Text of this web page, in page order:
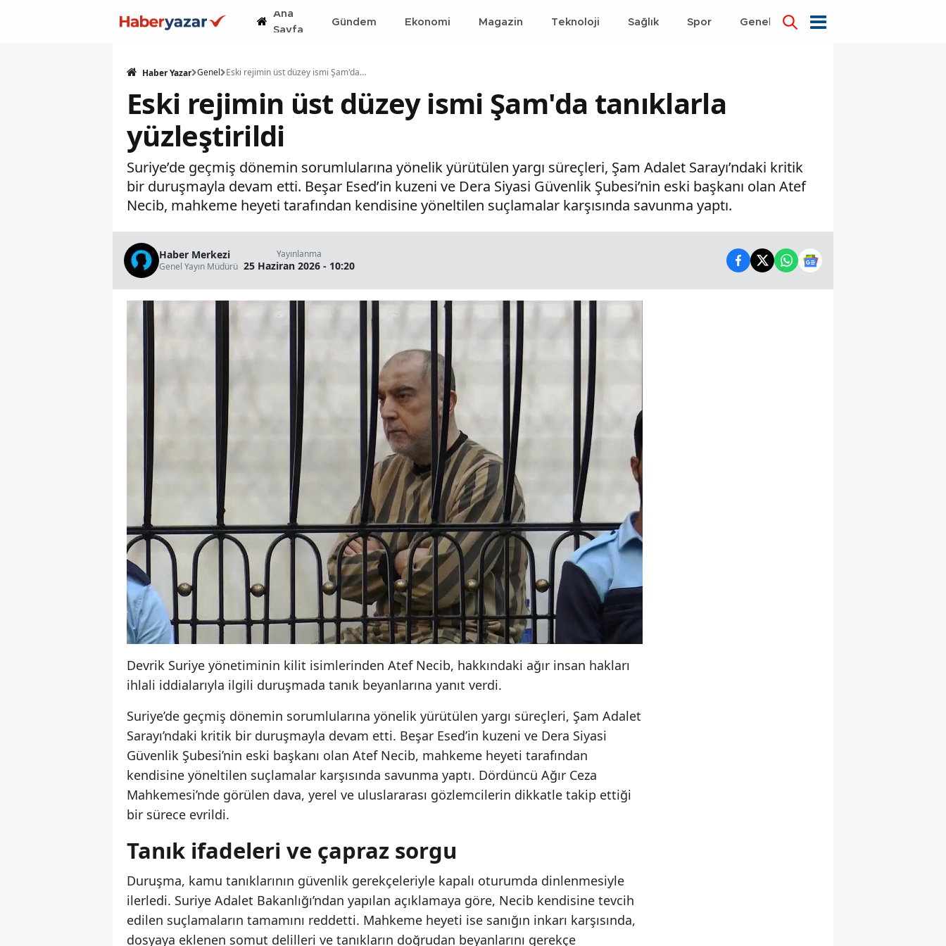
Ana
Sayfa
Gündem Ekonomi Magazin Teknoloji Sağlık Spor Genel Dünya
Haber Yazar Genel Eski rejimin üst düzey ismi Şam'da tanıklarla yüzleştirildi
Eski rejimin üst düzey ismi Şam'da tanıklarla
yüzleştirildi
Suriye’de geçmiş dönemin sorumlularına yönelik yürütülen yargı süreçleri, Şam Adalet Sarayı’ndaki kritik
bir duruşmayla devam etti. Beşar Esed’in kuzeni ve Dera Siyasi Güvenlik Şubesi’nin eski başkanı olan Atef
Necib, mahkeme heyeti tarafından kendisine yöneltilen suçlamalar karşısında savunma yaptı.
Haber Merkezi
Genel Yayın Müdürü
Yayınlanma
25 Haziran 2026 - 10:20
Devrik Suriye yönetiminin kilit isimlerinden Atef Necib, hakkındaki ağır insan hakları
ihlali iddialarıyla ilgili duruşmada tanık beyanlarına yanıt verdi.
Suriye’de geçmiş dönemin sorumlularına yönelik yürütülen yargı süreçleri, Şam Adalet
Sarayı’ndaki kritik bir duruşmayla devam etti. Beşar Esed’in kuzeni ve Dera Siyasi
Güvenlik Şubesi’nin eski başkanı olan Atef Necib, mahkeme heyeti tarafından
kendisine yöneltilen suçlamalar karşısında savunma yaptı. Dördüncü Ağır Ceza
Mahkemesi’nde görülen dava, yerel ve uluslararası gözlemcilerin dikkatle takip ettiği
bir sürece evrildi.
Tanık ifadeleri ve çapraz sorgu
Duruşma, kamu tanıklarının güvenlik gerekçeleriyle kapalı oturumda dinlenmesiyle
ilerledi. Suriye Adalet Bakanlığı’ndan yapılan açıklamaya göre, Necib kendisine tevcih
edilen suçlamaların tamamını reddetti. Mahkeme heyeti ise sanığın inkarı karşısında,
dosyaya eklenen somut delilleri ve tanıkların doğrudan beyanlarını gerekçe